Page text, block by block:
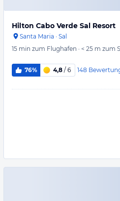
Hilton Cabo Verde Sal Resort
Santa Maria · Sal
15 min zum Flughafen · < 25 m zum
76% 4,8 / 6 148